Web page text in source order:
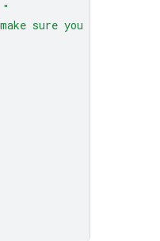
sure you get all 50."